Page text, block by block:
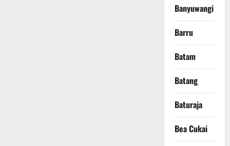
Banyuwangi
Barru
Batam
Batang
Baturaja
Bea Cukai